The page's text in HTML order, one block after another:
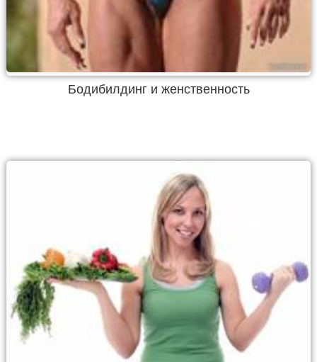
Бодибилдинг и женственность